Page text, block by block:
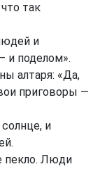
так
и
и поделом».
алтаря: «Да,
приговоры —
и
пекло. Люди